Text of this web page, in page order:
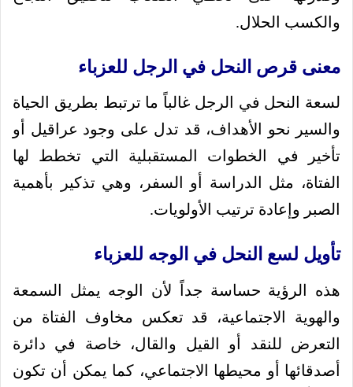
والكسب الحلال.
معنى قرص النحل في الرجل للعزباء
لسعة النحل في الرجل غالباً ما ترتبط بطريق الحياة
والسير نحو الأهداف، قد تدل على وجود عراقيل أو
تأخير في الخطوات المستقبلية التي تخطط لها
الفتاة، مثل الدراسة أو السفر، وهي تذكير بأهمية
الصبر وإعادة ترتيب الأولويات.
تأويل لسع النحل في الوجه للعزباء
هذه الرؤية حساسة جداً لأن الوجه يمثل السمعة
والهوية الاجتماعية، قد تعكس مخاوف الفتاة من
التعرض للنقد أو القيل والقال، خاصة في دائرة
أصدقائها أو محيطها الاجتماعي، كما يمكن أن تكون